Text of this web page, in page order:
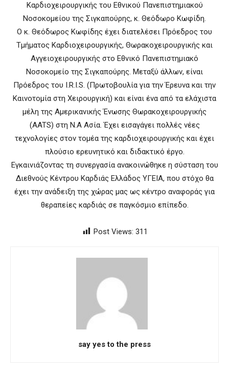
Καρδιοχειρουργικής του Εθνικού Πανεπιστημιακού
Νοσοκομείου της Σιγκαπούρης, κ. Θεόδωρο Κωφίδη.
Ο κ. Θεόδωρος Κωφίδης έχει διατελέσει Πρόεδρος του
Τμήματος Καρδιοχειρουργικής, Θωρακοχειρουργικής και
Αγγειοχειρουργικής στο Εθνικό Πανεπιστημιακό
Νοσοκομείο της Σιγκαπούρης. Μεταξύ άλλων, είναι
Πρόεδρος του I.R.I.S. (Πρωτοβουλία για την Έρευνα και την
Καινοτομία στη Χειρουργική) και είναι ένα από τα ελάχιστα
μέλη της Αμερικανικής Ένωσης Θωρακοχειρουργικής
(AATS) στη Ν.Α Ασία. Έχει εισαγάγει πολλές νέες
τεχνολογίες στον τομέα της καρδιοχειρουργικής και έχει
πλούσιο ερευνητικό και διδακτικό έργο.
Εγκαινιάζοντας τη συνεργασία ανακοινώθηκε η σύσταση του
Διεθνούς Κέντρου Καρδιάς Ελλάδος ΥΓΕΙΑ, που στόχο θα
έχει την ανάδειξη της χώρας μας ως κέντρο αναφοράς για
θεραπείες καρδιάς σε παγκόσμιο επίπεδο.
Post Views: 311
say yes to the press